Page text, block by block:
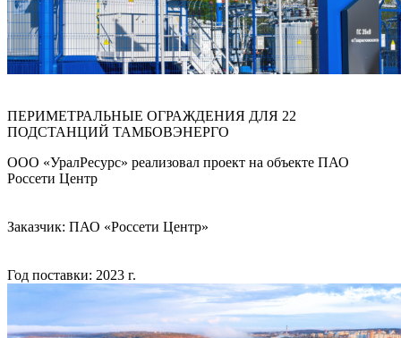
ПЕРИМЕТРАЛЬНЫЕ ОГРАЖДЕНИЯ ДЛЯ 22
ПОДСТАНЦИЙ ТАМБОВЭНЕРГО
ООО «УралРесурс» реализовал проект на объекте ПАО
Россети Центр
Заказчик: ПАО «Россети Центр»
Год поставки: 2023 г.